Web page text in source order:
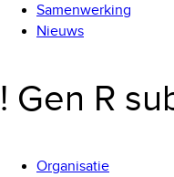
Samenwerking
Nieuws
! Gen R
Organisatie